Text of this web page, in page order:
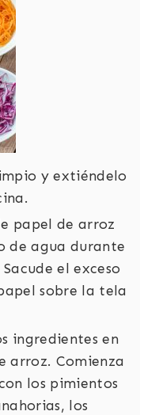
y extiéndelo
papel de arroz
de agua durante
el exceso
sobre la tela
ingredientes en
arroz. Comienza
los pimientos
los